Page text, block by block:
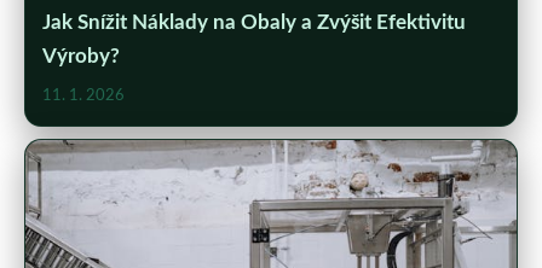
Jak Snížit Náklady na Obaly a Zvýšit Efektivitu
Výroby?
11. 1. 2026